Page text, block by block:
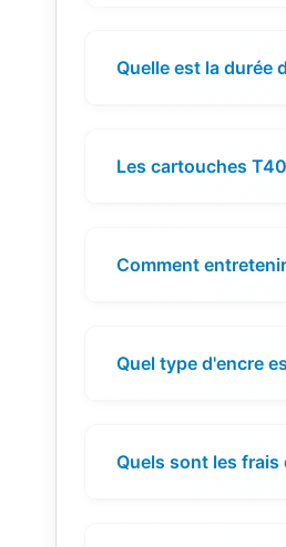
Quelle est la durée
Les cartouches
Comment
Quel type d'encre
Quels sont les frais